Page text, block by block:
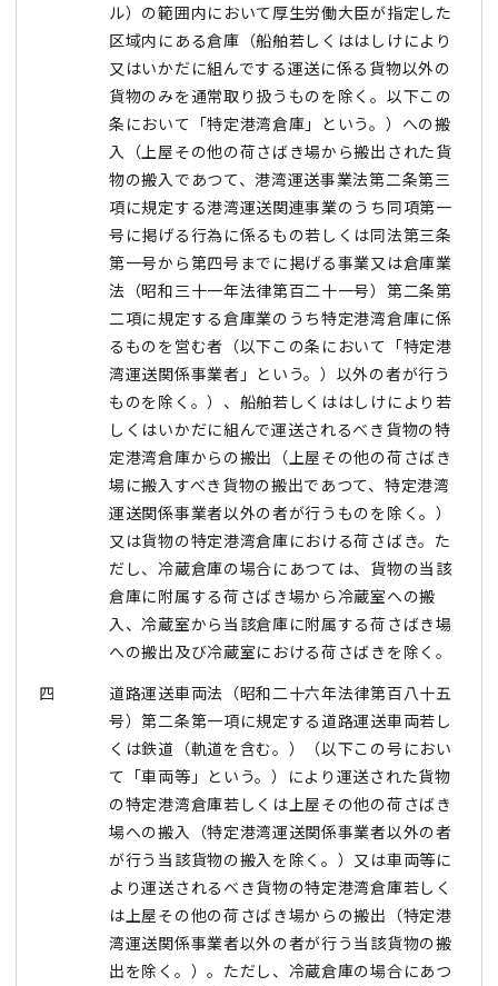
ル）の範囲内において厚生労働大臣が指定した
区域内にある倉庫（船舶若しくははしけにより
又はいかだに組んでする運送に係る貨物以外の
貨物のみを通常取り扱うものを除く。以下この
条において「特定港湾倉庫」という。）への搬
入（上屋その他の荷さばき場から搬出された貨
物の搬入であつて、港湾運送事業法第二条第三
項に規定する港湾運送関連事業のうち同項第一
号に掲げる行為に係るもの若しくは同法第三条
第一号から第四号までに掲げる事業又は倉庫業
法（昭和三十一年法律第百二十一号）第二条第
二項に規定する倉庫業のうち特定港湾倉庫に係
るものを営む者（以下この条において「特定港
湾運送関係事業者」という。）以外の者が行う
ものを除く。）、船舶若しくははしけにより若
しくはいかだに組んで運送されるべき貨物の特
定港湾倉庫からの搬出（上屋その他の荷さばき
場に搬入すべき貨物の搬出であつて、特定港湾
運送関係事業者以外の者が行うものを除く。）
又は貨物の特定港湾倉庫における荷さばき。た
だし、冷蔵倉庫の場合にあつては、貨物の当該
倉庫に附属する荷さばき場から冷蔵室への搬
入、冷蔵室から当該倉庫に附属する荷さばき場
への搬出及び冷蔵室における荷さばきを除く。
四
道路運送車両法（昭和二十六年法律第百八十五
号）第二条第一項に規定する道路運送車両若し
くは鉄道（軌道を含む。）（以下この号におい
て「車両等」という。）により運送された貨物
の特定港湾倉庫若しくは上屋その他の荷さばき
場への搬入（特定港湾運送関係事業者以外の者
が行う当該貨物の搬入を除く。）又は車両等に
より運送されるべき貨物の特定港湾倉庫若しく
は上屋その他の荷さばき場からの搬出（特定港
湾運送関係事業者以外の者が行う当該貨物の搬
出を除く。）。ただし、冷蔵倉庫の場合にあつ